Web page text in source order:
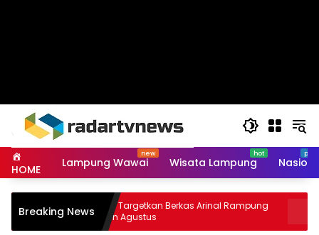
HOME Lampung Wawai Wisata Lampung
Breaking News
Kejati Targetkan Berkas Arinal Rampung
Bulan Agustus